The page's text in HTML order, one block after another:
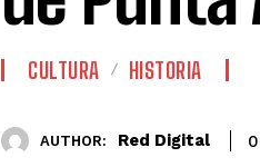
CULTURA HISTORIA
AUTHOR: Red Digital